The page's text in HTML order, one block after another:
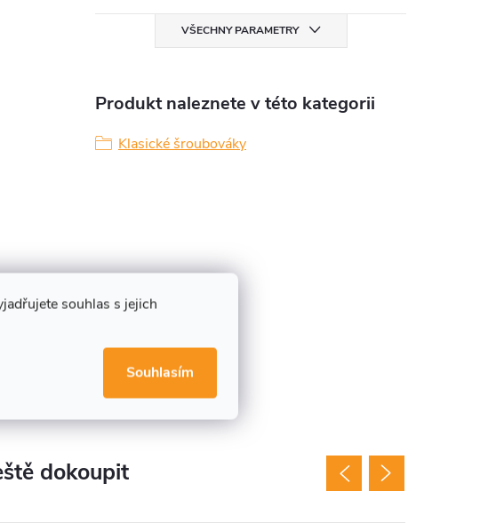
souhlas s jejich
Souhlasím
VŠECHNY PARAMETRY
Produkt naleznete v této kategorii
Klasické šroubováky
dokoupit